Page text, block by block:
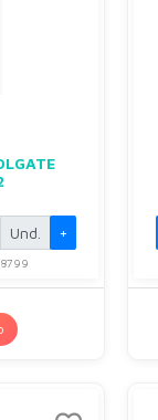
Und. +